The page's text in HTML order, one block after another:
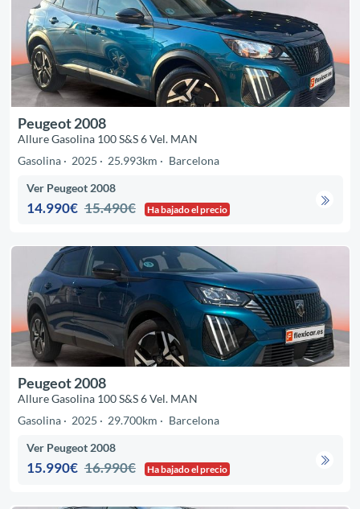
Peugeot 2008
Allure Gasolina 100 S&S 6 Vel. MAN
Gasolina
2025 25.993km Barcelona
Ver Peugeot 2008
14.990€ 15.490€ Ha bajado el precio
Peugeot 2008
Allure Gasolina 100 S&S 6 Vel. MAN
Gasolina
2025 29.700km Barcelona
Ver Peugeot 2008
15.990€ 16.990€ Ha bajado el precio